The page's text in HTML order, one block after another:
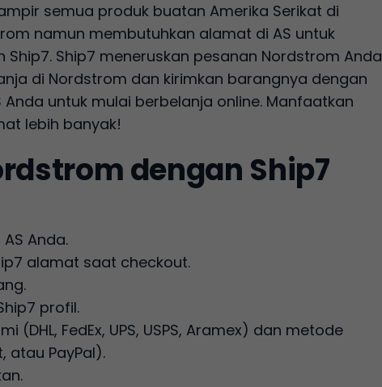
semua produk buatan Amerika Serikat di
namun membutuhkan alamat di AS untuk
Ship7 meneruskan pesanan Nordstrom Anda
di Nordstrom dan kirimkan barangnya dengan
untuk mulai berbelanja online. Manfaatkan
lebih banyak!
dengan Ship7
Anda.
alamat saat checkout.
profil.
FedEx, UPS, USPS, Aramex) dan metode
atau PayPal).